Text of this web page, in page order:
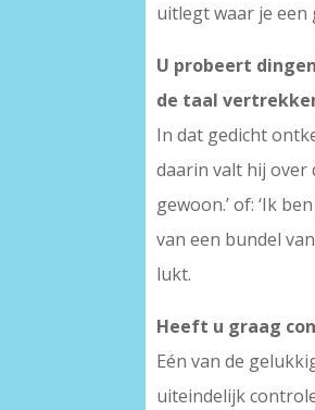
uitlegt waar je een
U probeert
de taal
In dat gedicht
daarin valt hij over
gewoon.’ of: ‘Ik
van een bundel
lukt.
Heeft u graag
Eén van de
uiteindelijk